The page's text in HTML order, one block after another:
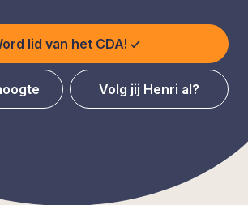
lid van het CDA!
Volg jij Henri al?